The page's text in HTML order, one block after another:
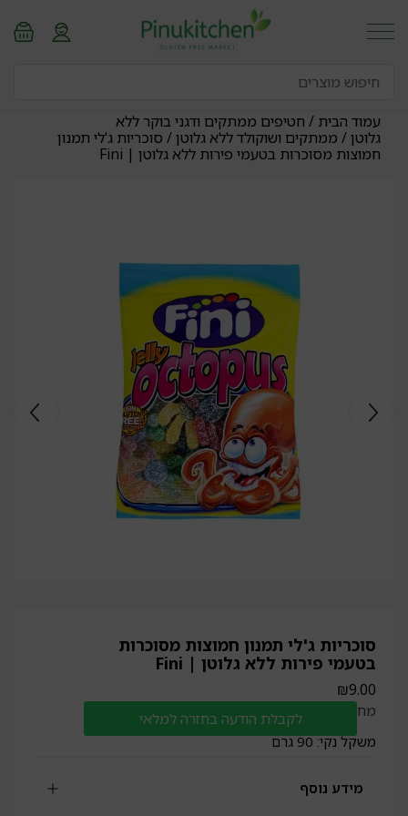
עמוד הבית / חטיפים ממתקים ודגני בוקר ללא
גלוטן/ ממתקים ושוקולד ללא גלוטן/ סוכריות ג'לי תמנון
חמוצות מסוכרות בטעמי פירות ללא גלוטן | Fini
סוכריות ג'לי תמנון חמוצות מסוכרות
בטעמי פירות ללא גלוטן | Fini
₪9.00
מחיר ל100 גרם: 10 ₪
משקל נקי: 90 גרם
לקבלת הודעה בחזרה למלאי
מידע נוסף